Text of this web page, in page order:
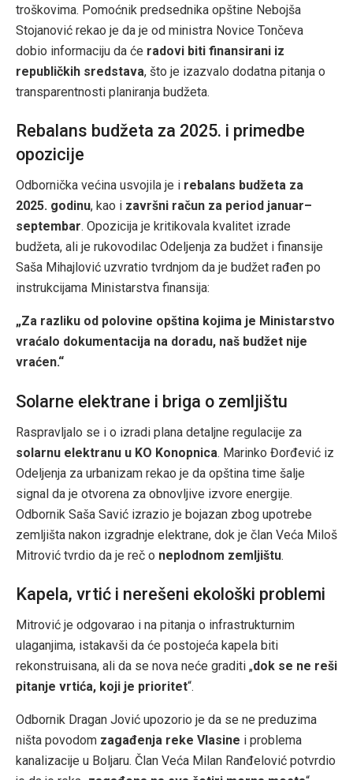
troškovima. Pomoćnik predsednika opštine Nebojša
Stojanović rekao je da je od ministra Novice Tončeva
dobio informaciju da će radovi biti finansirani iz
republičkih sredstava, što je izazvalo dodatna pitanja o
transparentnosti planiranja budžeta.
Rebalans budžeta za 2025. i primedbe
opozicije
Odbornička većina usvojila je i rebalans budžeta za
2025. godinu, kao i završni račun za period januar–
septembar. Opozicija je kritikovala kvalitet izrade
budžeta, ali je rukovodilac Odeljenja za budžet i finansije
Saša Mihajlović uzvratio tvrdnjom da je budžet rađen po
instrukcijama Ministarstva finansija:
„Za razliku od polovine opština kojima je Ministarstvo
vraćalo dokumentacija na doradu, naš budžet nije
vraćen.“
Solarne elektrane i briga o zemljištu
Raspravljalo se i o izradi plana detaljne regulacije za
solarnu elektranu u KO Konopnica. Marinko Đorđević iz
Odeljenja za urbanizam rekao je da opština time šalje
signal da je otvorena za obnovljive izvore energije.
Odbornik Saša Savić izrazio je bojazan zbog upotrebe
zemljišta nakon izgradnje elektrane, dok je član Veća Miloš
Mitrović tvrdio da je reč o neplodnom zemljištu.
Kapela, vrtić i nerešeni ekološki problemi
Mitrović je odgovarao i na pitanja o infrastrukturnim
ulaganjima, istakavši da će postojeća kapela biti
rekonstruisana, ali da se nova neće graditi „dok se ne reši
pitanje vrtića, koji je prioritet“.
Odbornik Dragan Jović upozorio je da se ne preduzima
ništa povodom zagađenja reke Vlasine i problema
kanalizacije u Boljaru. Član Veća Milan Ranđelović potvrdio